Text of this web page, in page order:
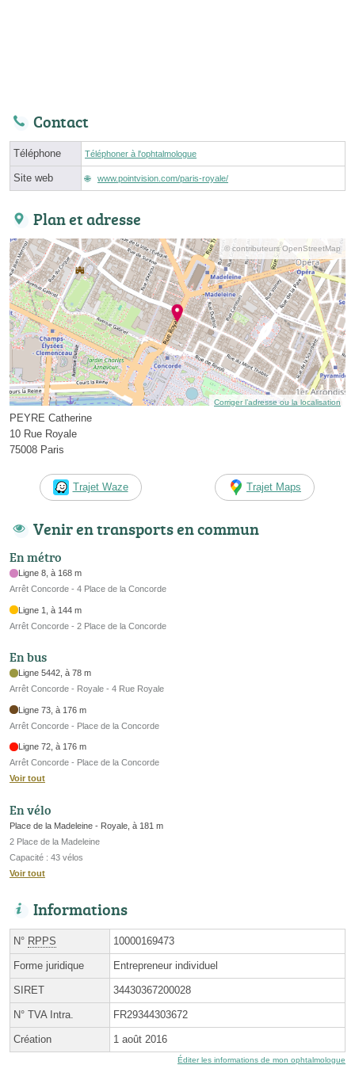
Contact
Téléphone Téléphoner à l'ophtalmologue
Site web www.pointvision.com/paris-royale/
Plan et adresse
© contributeurs OpenStreetMap
Corriger l’adresse ou la localisation
PEYRE Catherine
10 Rue Royale
75008 Paris
Trajet Waze Trajet Maps
Venir en transports en commun
En métro
Ligne 8, à 168 m
Arrêt Concorde - 4 Place de la Concorde
Ligne 1, à 144 m
Arrêt Concorde - 2 Place de la Concorde
En bus
Ligne 5442, à 78 m
Arrêt Concorde - Royale - 4 Rue Royale
Ligne 73, à 176 m
Arrêt Concorde - Place de la Concorde
Ligne 72, à 176 m
Arrêt Concorde - Place de la Concorde
Voir tout
En vélo
Place de la Madeleine - Royale, à 181 m
2 Place de la Madeleine
Capacité : 43 vélos
Voir tout
Informations
N° RPPS 10000169473
Forme juridique Entrepreneur individuel
SIRET 34430367200028
N° TVA Intra. FR29344303672
Création 1 août 2016
Éditer les informations de mon ophtalmologue